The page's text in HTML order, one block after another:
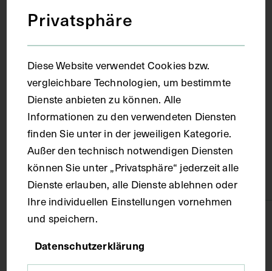
1933
Detroit
Material
Karton
Technik
Privatsphäre
Diese Website verwendet Cookies bzw.
vergleichbare Technologien, um bestimmte
Dienste anbieten zu können. Alle
Informationen zu den verwendeten Diensten
finden Sie unter in der jeweiligen Kategorie.
Außer den technisch notwendigen Diensten
können Sie unter „Privatsphäre“ jederzeit alle
Dienste erlauben, alle Dienste ablehnen oder
Ihre individuellen Einstellungen vornehmen
und speichern.
Datenschutzerklärung